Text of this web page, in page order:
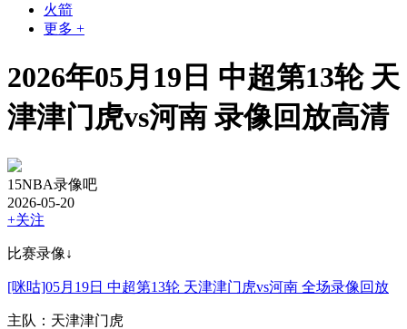
火箭
更多 +
2026年05月19日 中超第13轮 天
津津门虎vs河南 录像回放高清
15NBA录像吧
2026-05-20
+关注
比赛录像↓
[咪咕]05月19日 中超第13轮 天津津门虎vs河南 全场录像回放
主队：天津津门虎